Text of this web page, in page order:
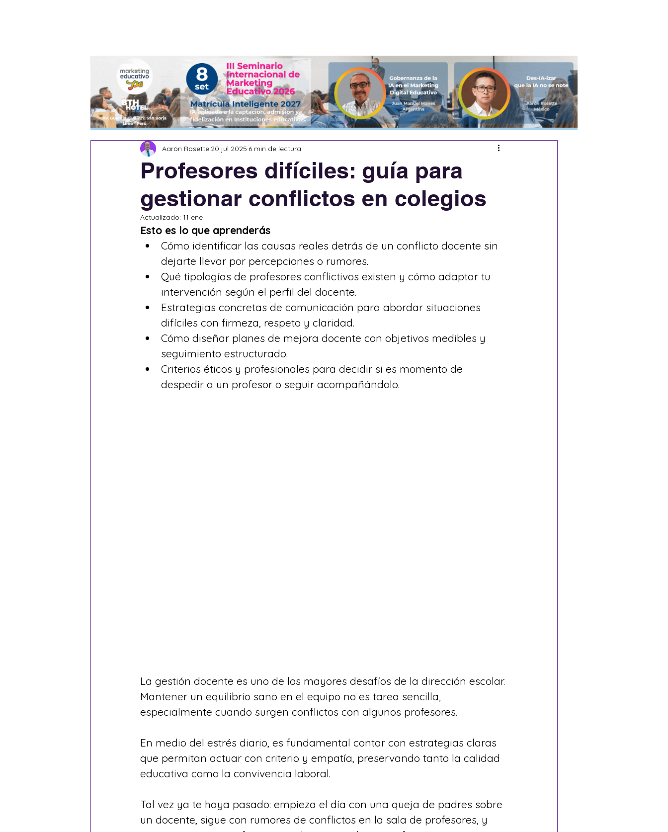
Profesores difíciles: guía para
gestionar conflictos en colegios
Aarón Rosette 20 jul 2025 6 min de lectura
Actualizado: 11 ene
Esto es lo que aprenderás
Cómo identificar las causas reales detrás de un conflicto docente sin
dejarte llevar por percepciones o rumores.
Qué tipologías de profesores conflictivos existen y cómo adaptar tu
intervención según el perfil del docente.
Estrategias concretas de comunicación para abordar situaciones
difíciles con firmeza, respeto y claridad.
Cómo diseñar planes de mejora docente con objetivos medibles y
seguimiento estructurado.
Criterios éticos y profesionales para decidir si es momento de
despedir a un profesor o seguir acompañándolo.
La gestión docente es uno de los mayores desafíos de la dirección escolar.
Mantener un equilibrio sano en el equipo no es tarea sencilla,
especialmente cuando surgen conflictos con algunos profesores.
En medio del estrés diario, es fundamental contar con estrategias claras
que permitan actuar con criterio y empatía, preservando tanto la calidad
educativa como la convivencia laboral.
Tal vez ya te haya pasado: empieza el día con una queja de padres sobre
un docente, sigue con rumores de conflictos en la sala de profesores, y